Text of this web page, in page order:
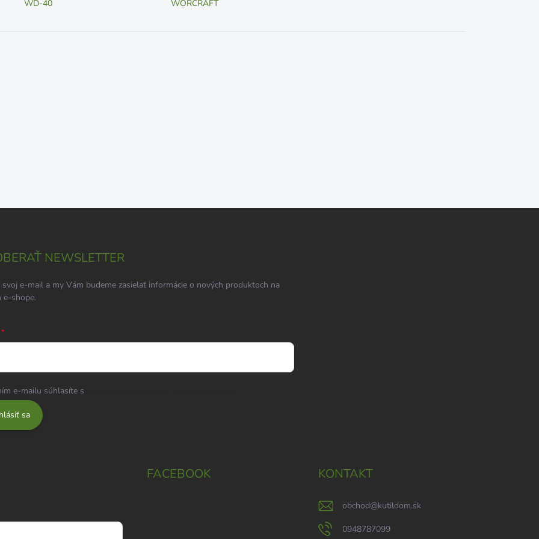
WD-40 WORCRAFT
NEWSLETTER
e-mail a my Vám budeme zasielať informácie o nových produktoch na
e-shope.
e-mailu súhlasíte s
sa
FACEBOOK KONTAKT
obchod@kutildom.sk
0948787099